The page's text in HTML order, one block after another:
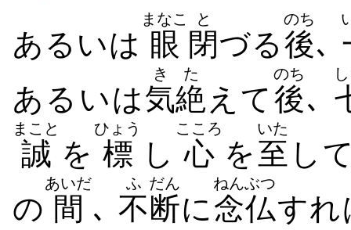
あるいは 眼
まなこ
閉
と
づる後
のち
､
あるいは気
き
絶
た
えて後
のち
､
誠
まこと
を 標
ひょう
し 心
こころ
を 至
いた
し
の 間
あいだ
､ 不
ふ
断
だん
に念仏
ねんぶつ
すれ